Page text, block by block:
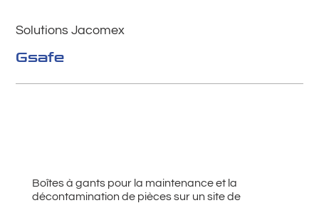
Solutions Jacomex
Gsafe
Boîtes à gants pour la maintenance et la
décontamination de pièces sur un site de